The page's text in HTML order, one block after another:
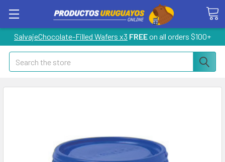
SalvajeChocolate-Filled Wafers x3 FREEon all orders $100+
Search